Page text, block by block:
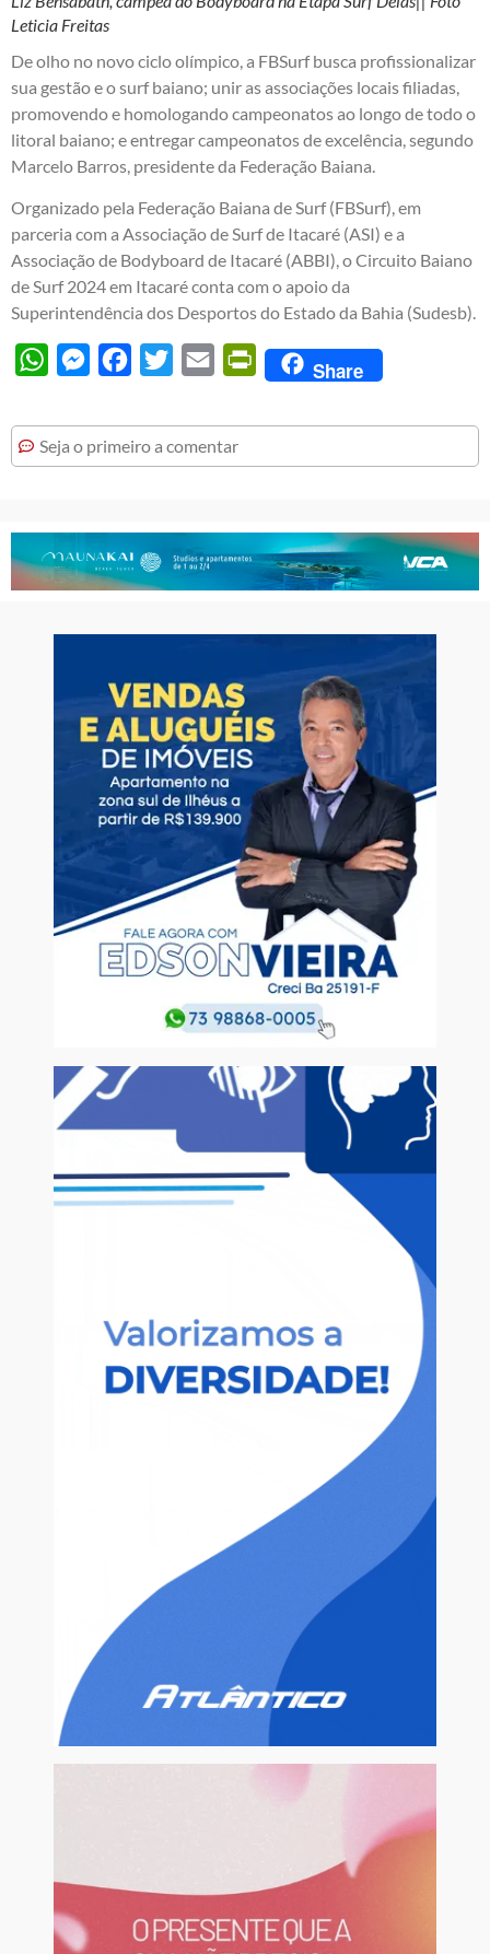
Leticia Freitas
De olho no novo ciclo olímpico, a FBSurf busca profissionalizar
sua gestão e o surf baiano; unir as associações locais filiadas,
promovendo e homologando campeonatos ao longo de todo o
litoral baiano; e entregar campeonatos de excelência, segundo
Marcelo Barros, presidente da Federação Baiana.
Organizado pela Federação Baiana de Surf (FBSurf), em
parceria com a Associação de Surf de Itacaré (ASI) e a
Associação de Bodyboard de Itacaré (ABBI), o Circuito Baiano
de Surf 2024 em Itacaré conta com o apoio da
Superintendência dos Desportos do Estado da Bahia (Sudesb).
WhatsAppMessengerFacebook
Twitter Email PrintFriendly
Share
Seja o primeiro a comentar